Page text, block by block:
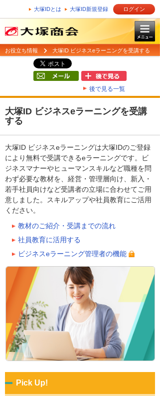
大塚IDとは 大塚ID新規登録 ログイン
お役立ち情報 大塚ID ビジネスeラーニングを受講する
後で見る一覧
大塚ID ビジネスeラーニングを受講
する
大塚ID ビジネスeラーニングは大塚IDのご登録
により無料で受講できるeラーニングです。ビ
ジネスマナーやヒューマンスキルなど職種を問
わず必要な教材を、経営・管理層向け、新入・
若手社員向けなど受講者の立場に合わせてご用
意しました。スキルアップや社員教育にご活用
ください。
教材のご紹介・受講までの流れ
社員教育に活用する
ビジネスeラーニング管理者の機能
Pick Up!